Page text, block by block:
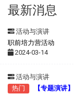
最新消息
活动与演讲
职前培力营活动
2024-03-14
活动与演讲
热门
【专题演讲